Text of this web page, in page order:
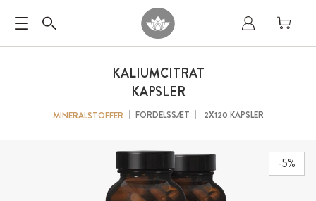
-5%
KALIUMCITRAT
KAPSLER
MINERALSTOFFER FORDELSSÆT 2X120 KAPSLER